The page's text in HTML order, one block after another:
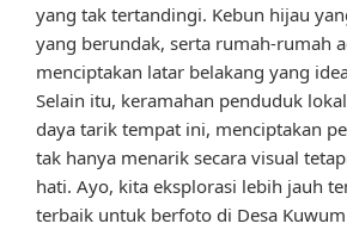
yang tak tertandingi. Kebun hijau
yang berundak, serta rumah-rumah
menciptakan latar belakang yang
Selain itu, keramahan penduduk
daya tarik tempat ini, menciptakan
tak hanya menarik secara visual
hati. Ayo, kita eksplorasi lebih jauh
terbaik untuk berfoto di Desa